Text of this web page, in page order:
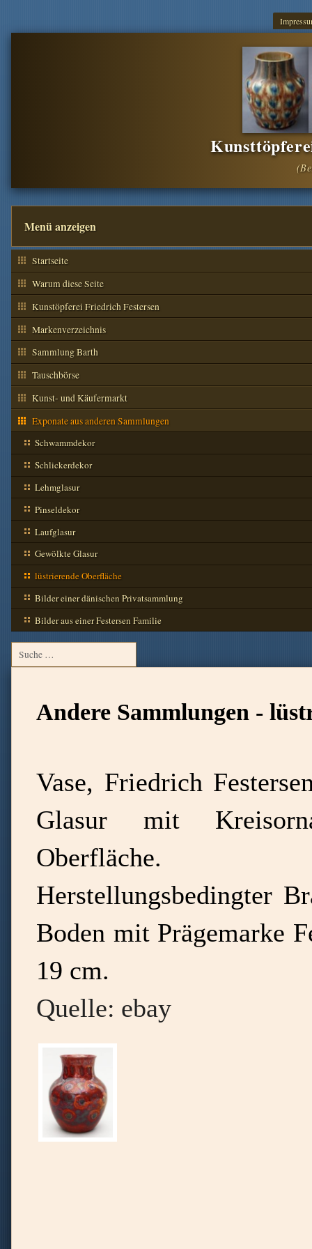
Menü anzeigen
Startseite
Warum diese Seite
Kunstöpferei Friedrich Festersen
Markenverzeichnis
Sammlung Barth
Tauschbörse
Kunst- und Käufermarkt
Exponate aus anderen Sammlungen
Schwammdekor
Schlickerdekor
Lehmglasur
Pinseldekor
Laufglasur
Gewölkte Glasur
lüstrierende Oberfläche
Bilder einer dänischen Privatsammlung
Bilder aus einer Festersen Familie
Andere Sammlungen -
Vase, Friedrich
Glasur mit
Oberfläche.
Herstellungsbedingter
Boden mit Prägemarke
19 cm.
Quelle: ebay